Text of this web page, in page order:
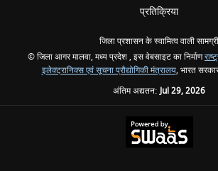
प्रतिक्रिया
जिला प्रशासन के स्वामित्व वाली सामग्री
© जिला आगर मालवा, मध्य प्रदेश , इस वेबसाइट का निर्माण
इलेक्ट्रानिक्स एवं सूचना प्रौद्योगिकी मंत्रालय, भारत सरकार
अंतिम अद्यतन:Jul 29, 2026